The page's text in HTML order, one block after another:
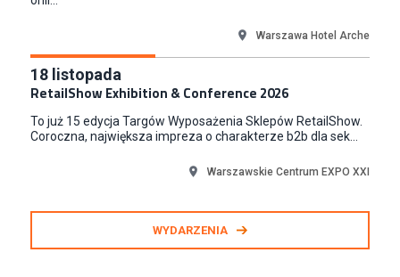
Warszawa Hotel Arche
18 listopada
RetailShow Exhibition & Conference 2026
To już 15 edycja Targów Wyposażenia Sklepów RetailShow.
Coroczna, największa impreza o charakterze b2b dla sek...
Warszawskie Centrum EXPO XXI
WYDARZENIA